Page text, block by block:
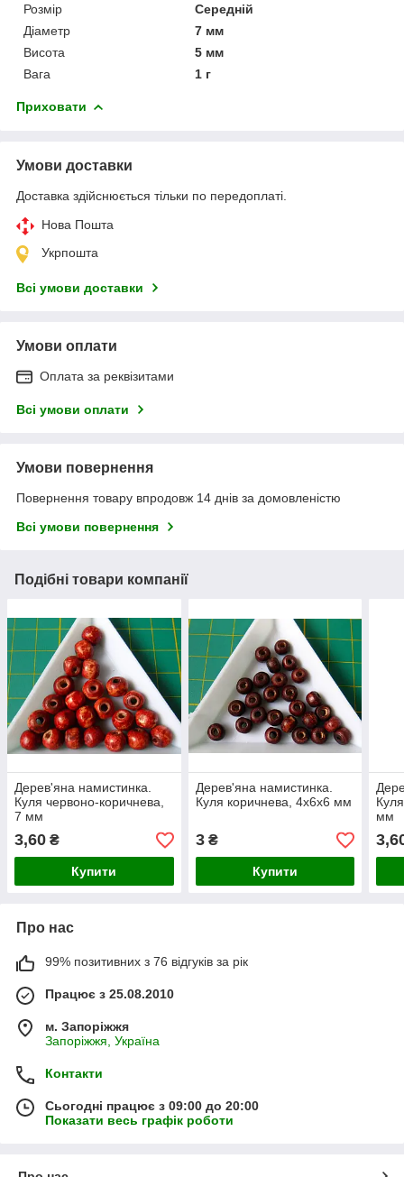
Розмір
Середній
Діаметр
7 мм
Висота
5 мм
Вага
1 г
Приховати
Умови доставки
Доставка здійснюється тільки по передоплаті.
Нова Пошта
Укрпошта
Всі умови доставки
Умови оплати
Оплата за реквізитами
Всі умови оплати
Умови повернення
Повернення товару впродовж 14 днів за домовленістю
Всі умови повернення
Подібні товари компанії
Дерев'яна намистинка.
Куля червоно-коричнева,
7 мм
3,60 ₴
Купити
Дерев'яна намистинка.
Куля коричнева, 4х6х6 мм
3₴
Купити
мм
Про нас
99% позитивних з 76 відгуків за рік
Працює з 25.08.2010
м. Запоріжжя
Запоріжжя, Україна
Контакти
Сьогодні працює з 09:00 до 20:00
Показати весь графік роботи